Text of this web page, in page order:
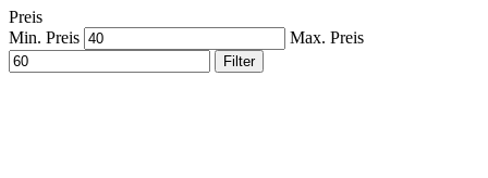
Preis
Min. Preis
Max. Preis
Filter